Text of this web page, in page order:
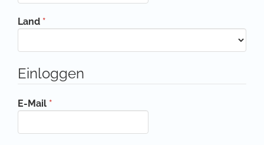
Land *
Einloggen
E-Mail *